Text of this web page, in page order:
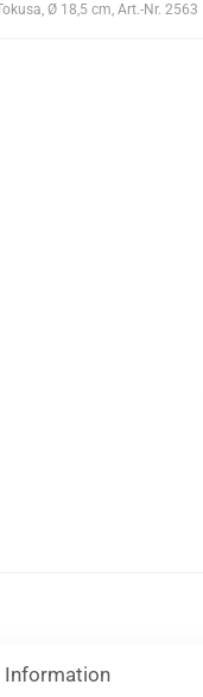
Ø 18,5 cm, Art.-Nr. 2563
Information